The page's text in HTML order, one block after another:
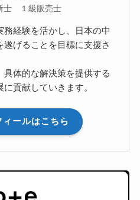
士 １級販売士
経験を活かし、日本の中
げることを目標に支援さ
体的な解決策を提供する
貢献していきます。
ールはこちら